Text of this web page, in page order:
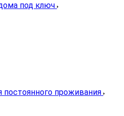
под ключ
проживания